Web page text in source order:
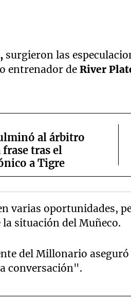
surgieron las
entrenador de River
al árbitro
tras el
a Tigre
varias oportunidades,
situación del Muñeco.
del Millonario aseguró
conversación".